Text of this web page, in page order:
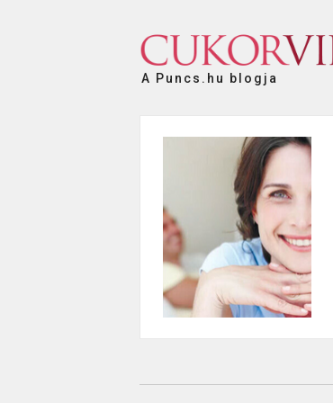
A Puncs.hu blogja